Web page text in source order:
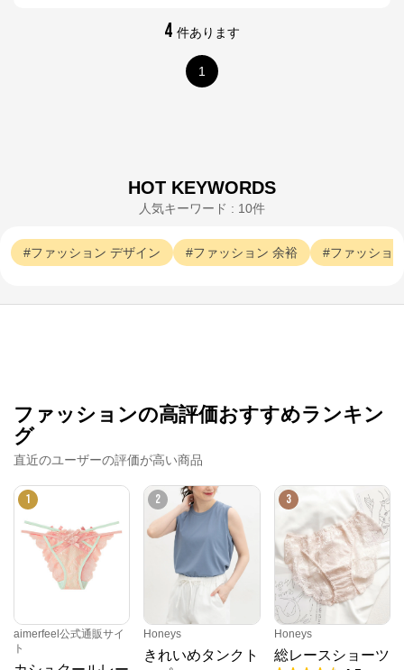
4 件あります
1
HOT KEYWORDS
人気キーワード : 10件
ファッション デザイン ファッション 余裕 ファッショ
ファッションの高評価おすすめランキン
グ
直近のユーザーの評価が高い商品
1
aimerfeel公式通販サイ
ト
2
Honeys
きれいめタンクト
3
Honeys
総レースショーツ
クロスプラス オンラインストア
公式ECサイト
※外部サイトが開きます